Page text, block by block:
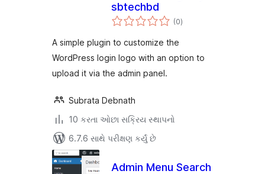
sbtechbd
(0કુલ
રેટિંગ્સ
)
A simple plugin to customize the
WordPress login logo with an option to
upload it via the admin panel.
Subrata Debnath
10 કરતા ઓછા સક્રિય સ્થાપનો
6.7.6 સાથે પરીક્ષણ કર્યું છે
Admin Menu Search